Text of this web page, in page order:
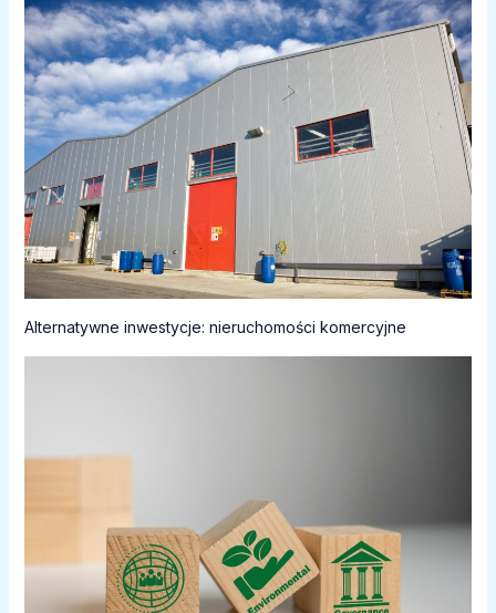
Alternatywne inwestycje: nieruchomości komercyjne